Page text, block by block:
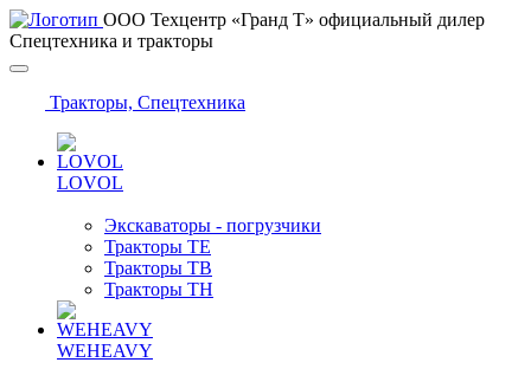
ООО Техцентр «Гранд Т» официальный дилер
Спецтехника и тракторы
Тракторы, Спецтехника
LOVOL
Экскаваторы - погрузчики
Тракторы TE
Тракторы TB
Тракторы TH
WEHEAVY